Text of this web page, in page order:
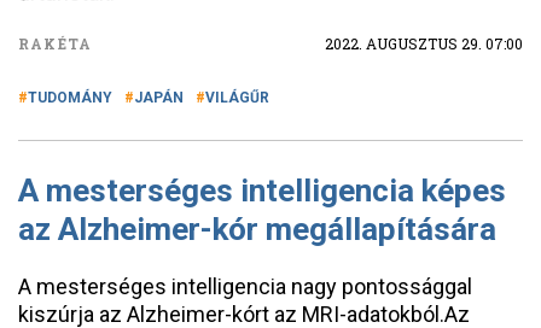
RAKÉTA 2022. AUGUSZTUS 29. 07:00
TUDOMÁNY JAPÁN VILÁGŰR
A mesterséges intelligencia képes
az Alzheimer-kór megállapítására
A mesterséges intelligencia nagy pontossággal
kiszúrja az Alzheimer-kórt az MRI-adatokból.Az